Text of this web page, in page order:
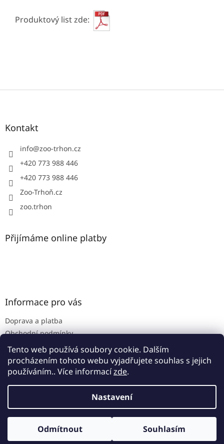
Tento web používá soubory cookie. Dalším
procházením tohoto webu vyjadřujete souhlas s jejich
používáním.. Více informacízde.
Nastavení
Odmítnout Souhlasím
Produktový list zde:
Z
Kontakt
info@zoo-trhon.cz
+420 773 988 446
+420 773 988 446
Zoo-Trhoň.cz
zoo.trhon
Přijímáme online platby
Informace pro vás
Doprava a platba
Obchodní podmínky
Podmínky ochrany osobních údajů
Copyright 2026www.zoo-trhon.cz. Všechna práva